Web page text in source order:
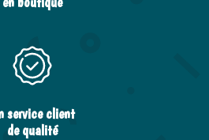
service client
de qualité